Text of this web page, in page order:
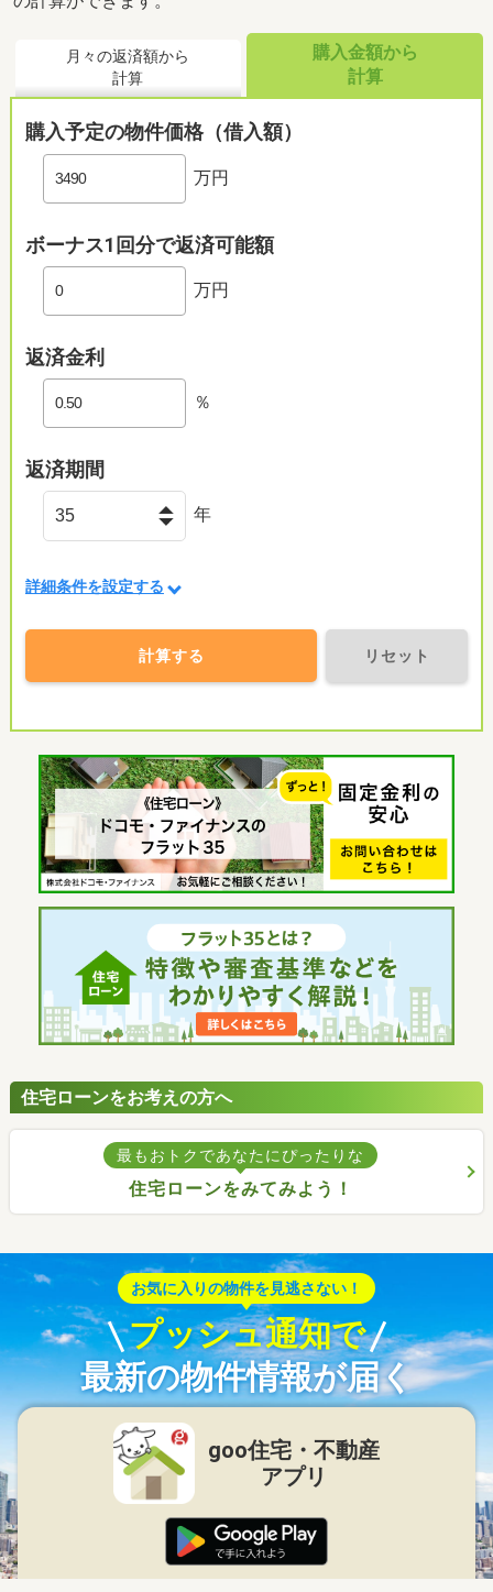
月々の返済額から
計算
購入金額から
計算
購入予定の物件価格（借入額）
万円
ボーナス1回分で返済可能額
万円
返済金利
％
返済期間
年
詳細条件を設定する
計算する リセット
住宅ローンをお考えの方へ
最もおトクであなたにぴったりな
住宅ローンをみてみよう！
お気に入りの物件を見逃さない！
プッシュ通知で
最新の物件情報が届く
goo住宅・不動産
アプリ